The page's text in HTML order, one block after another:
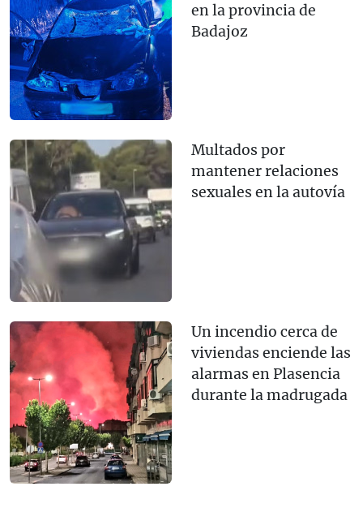
en la provincia de
Badajoz
Multados por
mantener relaciones
sexuales en la autovía
Un incendio cerca de
viviendas enciende las
alarmas en Plasencia
durante la madrugada